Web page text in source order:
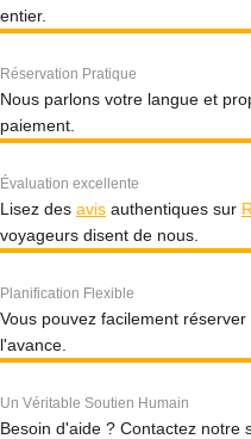
entier.
Réservation Pratique
Nous parlons votre langue et
paiement.
Évaluation excellente
Lisez des avis authentiques sur
voyageurs disent de nous.
Planification Flexible
Vous pouvez facilement
l'avance.
Un Véritable Soutien Humain
Besoin d'aide ? Contactez notre